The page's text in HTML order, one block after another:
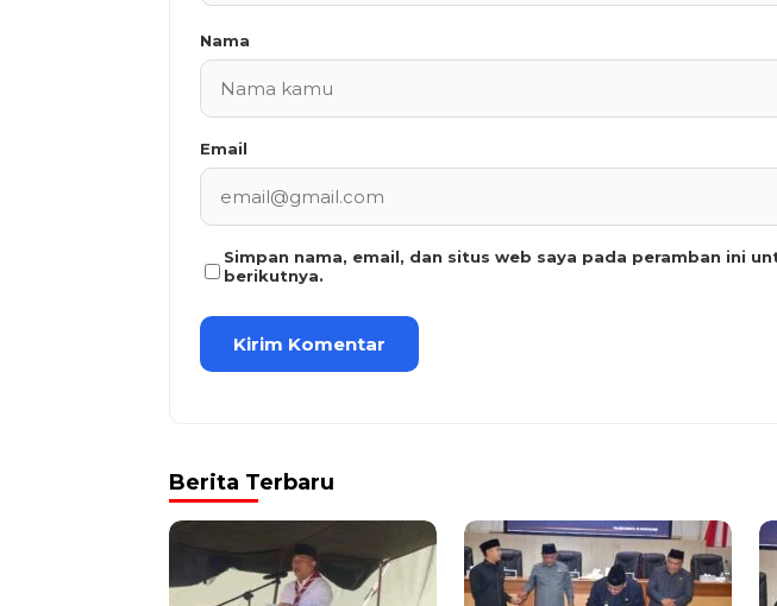
Nama
Email
Simpan nama, email, dan situs web saya pada peramban ini
berikutnya.
Berita Terbaru